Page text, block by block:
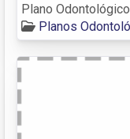
Plano
Planos